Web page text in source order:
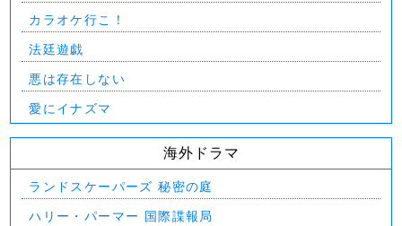
カラオケ行こ！
法廷遊戯
悪は存在しない
愛にイナズマ
海外ドラマ
ランドスケーパーズ 秘密の庭
ハリー・パーマー 国際諜報局